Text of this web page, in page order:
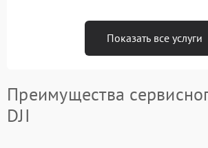
Показать все услуги
Преимущества
DJI